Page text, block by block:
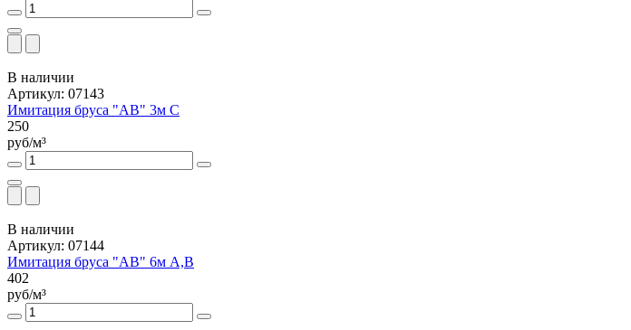
В наличии
Артикул: 07143
Имитация бруса "АВ" 3м С
250
руб/м³
В наличии
Артикул: 07144
Имитация бруса "АВ" 6м А,В
402
руб/м³